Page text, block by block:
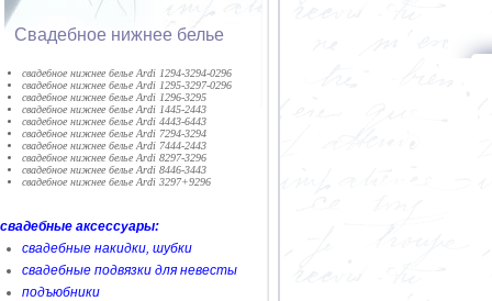
Свадебное нижнее белье
cвадебное нижнее белье Ardi 1294-3294-0296
cвадебное нижнее белье Ardi 1295-3297-0296
cвадебное нижнее белье Ardi 1296-3295
cвадебное нижнее белье Ardi 1445-2443
cвадебное нижнее белье Ardi 4443-6443
cвадебное нижнее белье Ardi 7294-3294
cвадебное нижнее белье Ardi 7444-2443
cвадебное нижнее белье Ardi 8297-3296
cвадебное нижнее белье Ardi 8446-3443
cвадебное нижнее белье Ardi 3297+9296
свадебные аксессуары:
свадебные накидки, шубки
свадебные подвязки для невесты
подъюбники